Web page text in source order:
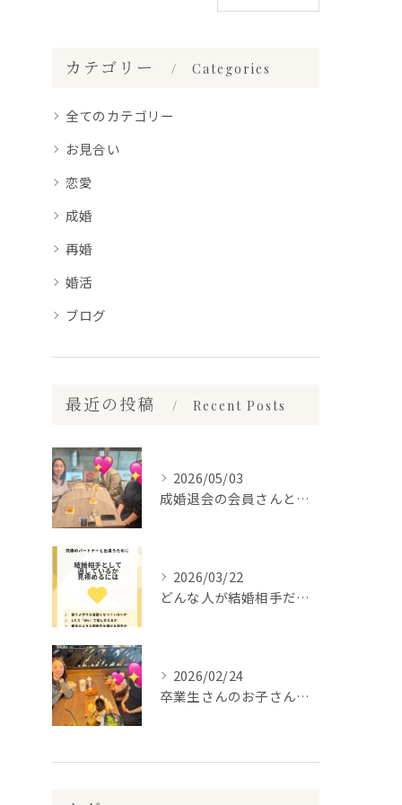
カテゴリー Categories
全てのカテゴリー
お見合い
恋愛
成婚
再婚
婚活
ブログ
最近の投稿 Recent Posts
2026/05/03
成婚退会の会員さんとお会いして来ました✨
2026/03/22
どんな人が結婚相手だといいのか
2026/02/24
卒業生さんのお子さんに会って来ました✨